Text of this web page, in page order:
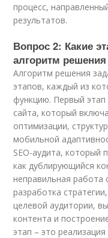
процесс,
результатов.
Вопрос 2: Какие
алгоритм решения
Алгоритм решения
этапов, каждый из
функцию. Первый этап
сайта, который
оптимизации,
мобильной
SEO-аудита, который
как дублирующийся
неправильная работа
разработка
целевой аудитории,
контента и
этап – это